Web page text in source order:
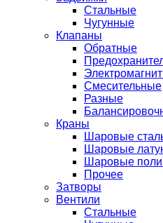
Стальные
Чугунные
Клапаны
Обратные
Смесительные
Разные
Краны
Шаровые
Шаровые
Шаровые
Прочее
Затворы
Вентили
Стальные